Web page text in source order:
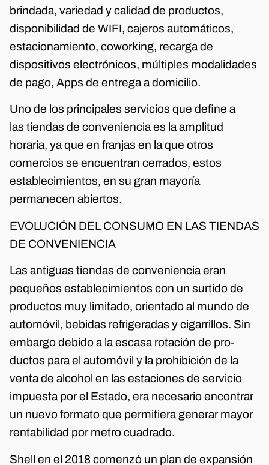
brindada, variedad y calidad de productos,
disponibilidad de WIFI, cajeros automáticos,
estacionamiento, coworking, recarga de
dispositivos electrónicos, múltiples modalidades
de pago, Apps de entrega a domicilio.
Uno de los principales servicios que define a
las tiendas de conveniencia es la amplitud
horaria, ya que en franjas en la que otros
comercios se encuentran cerrados, estos
establecimientos, en su gran mayoría
permanecen abiertos.
EVOLUCIÓN DEL CONSUMO EN LAS TIENDAS
DE CONVENIENCIA
Las antiguas tiendas de conveniencia eran
pequeños establecimientos con un surtido de
productos muy limitado, orientado al mundo de
automóvil, bebidas refrigeradas y cigarrillos. Sin
embargo debido a la escasa rotación de pro-
ductos para el automóvil y la prohibición de la
venta de alcohol en las estaciones de servicio
impuesta por el Estado, era necesario encontrar
un nuevo formato que permitiera generar mayor
rentabilidad por metro cuadrado.
Shell en el 2018 comenzó un plan de expansión